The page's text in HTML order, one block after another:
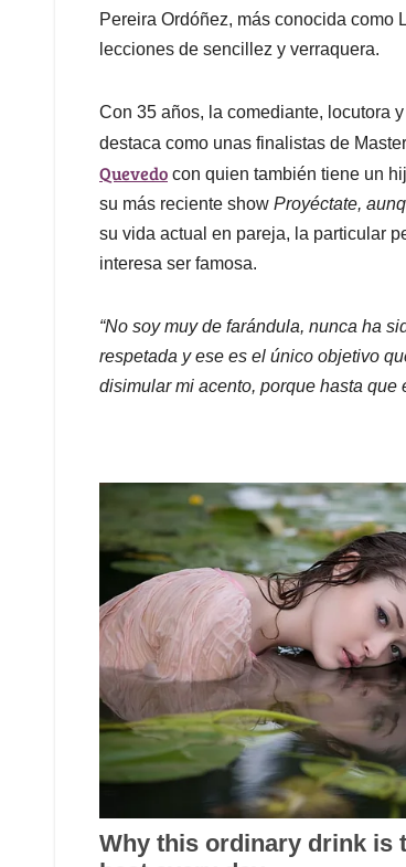
Pereira Ordóñez, más conocida como
lecciones de sencillez y verraquera.
Con 35 años, la comediante, locutora
destaca como unas finalistas de
Quevedo con quien también tiene un
su más reciente show Proyéctate,
su vida actual en pareja, la particular
interesa ser famosa.
“No soy muy de farándula, nunca ha
respetada y ese es el único objetivo
disimular mi acento, porque hasta que